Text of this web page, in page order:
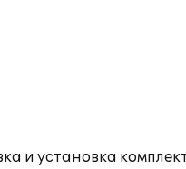
и установка